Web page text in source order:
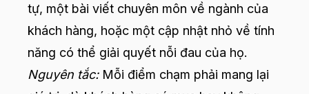
tự, một bài viết chuyên môn về ngành của
khách hàng, hoặc một cập nhật nhỏ về tính
năng có thể giải quyết nỗi đau của họ.
Nguyên tắc:Mỗi điểm chạm phải mang lại